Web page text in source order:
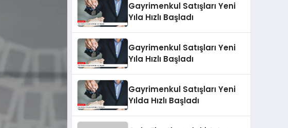
Gazete’de Yayımlandı
Gayrimenkul Satışları Yeni
Yıla Hızlı Başladı
Gayrimenkul Satışları Yeni
Yıla Hızlı Başladı
Gayrimenkul Satışları Yeni
Yılda Hızlı Başladı